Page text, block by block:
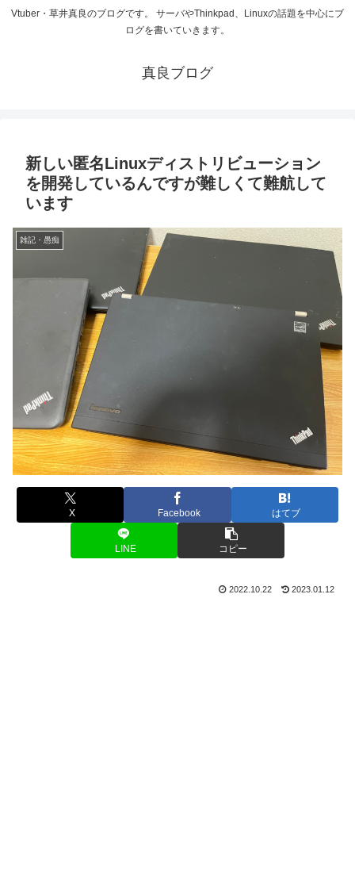
Vtuber・草井真良のブログです。 サーバやThinkpad、Linuxの話題を中心にブ
ログを書いていきます。
真良ブログ
新しい匿名Linuxディストリビューション
を開発しているんですが難しくて難航して
います
雑記・愚痴
X Facebook はてブ
LINE コピー
2022.10.22 2023.01.12